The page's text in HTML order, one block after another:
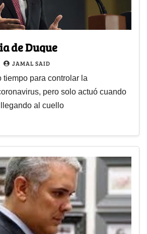
de Duque
JAMAL SAID
tiempo para controlar la
pero solo actuó cuando
al cuello